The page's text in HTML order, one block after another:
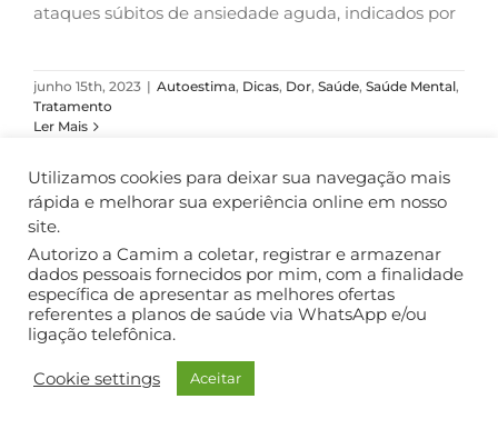
ataques súbitos de ansiedade aguda, indicados por
junho 15th, 2023 | Autoestima, Dicas, Dor, Saúde, Saúde Mental,
Tratamento
Ler Mais
COPYRIGHT ©2018. TODOS OS DIREITOS RESERVADOS.
Utilizamos cookies para deixar sua navegação mais
rápida e melhorar sua experiência online em nosso
site.
Autorizo a Camim a coletar, registrar e armazenar
dados pessoais fornecidos por mim, com a finalidade
específica de apresentar as melhores ofertas
referentes a planos de saúde via WhatsApp e/ou
ligação telefônica.
Cookie settings Aceitar